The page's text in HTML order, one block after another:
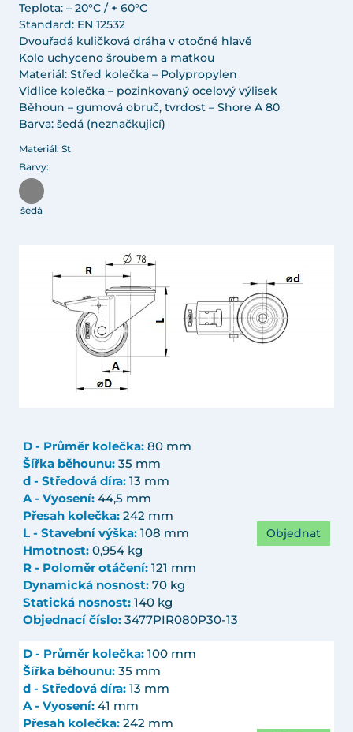
Teplota: – 20°C / + 60°C
Standard: EN 12532
Dvouřadá kuličková dráha v otočné hlavě
Kolo uchyceno šroubem a matkou
Materiál: Střed kolečka – Polypropylen
Vidlice kolečka – pozinkovaný ocelový výlisek
Běhoun – gumová obruč, tvrdost – Shore A 80
Barva: šedá (neznačkujicí)
Materiál: St
Barvy:
šedá
D - Průměr kolečka: 80 mm
Šířka běhounu: 35 mm
d - Středová díra: 13 mm
A - Vyosení: 44,5 mm
Přesah kolečka: 242 mm
L - Stavební výška: 108 mm
Hmotnost: 0,954 kg
R - Poloměr otáčení: 121 mm
Dynamická nosnost: 70 kg
Statická nosnost: 140 kg
Objednací číslo: 3477PIR080P30-13
Objednat
D - Průměr kolečka: 100 mm
Šířka běhounu: 35 mm
d - Středová díra: 13 mm
A - Vyosení: 41 mm
Přesah kolečka: 242 mm